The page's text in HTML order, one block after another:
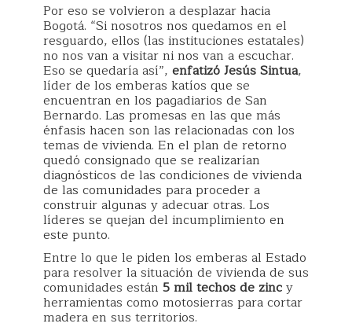
Por eso se volvieron a desplazar hacia
Bogotá. “Si nosotros nos quedamos en el
resguardo, ellos (las instituciones estatales)
no nos van a visitar ni nos van a escuchar.
Eso se quedaría así”, enfatizó Jesús Sintua,
líder de los emberas katíos que se
encuentran en los pagadiarios de San
Bernardo. Las promesas en las que más
énfasis hacen son las relacionadas con los
temas de vivienda. En el plan de retorno
quedó consignado que se realizarían
diagnósticos de las condiciones de vivienda
de las comunidades para proceder a
construir algunas y adecuar otras. Los
líderes se quejan del incumplimiento en
este punto.
Entre lo que le piden los emberas al Estado
para resolver la situación de vivienda de sus
comunidades están 5 mil techos de zincy
herramientas como motosierras para cortar
madera en sus territorios.